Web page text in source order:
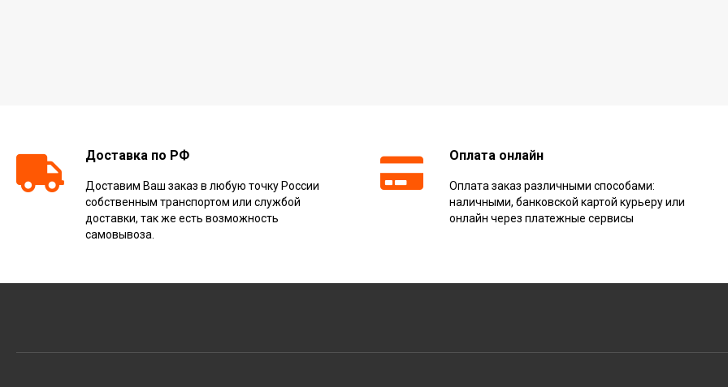
Доставка по РФ
Доставим Ваш заказ в любую точку России
собственным транспортом или службой
доставки, так же есть возможность
самовывоза.
Оплата онлайн
Оплата заказ различными способами:
наличными, банковской картой курьеру или
онлайн через платежные сервисы